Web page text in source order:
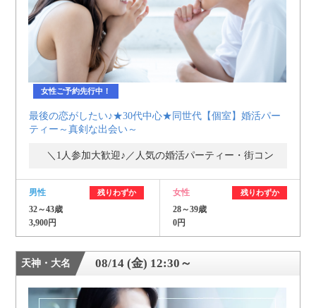
女性ご予約先行中！
最後の恋がしたい♪★30代中心★同世代【個室】婚活パー
ティー～真剣な出会い～
＼1人参加大歓迎♪／人気の婚活パーティー・街コン
男性 残りわずか
32～43歳
3,900円
女性 残りわずか
28～39歳
0円
天神・大名 08/14 (金) 12:30～